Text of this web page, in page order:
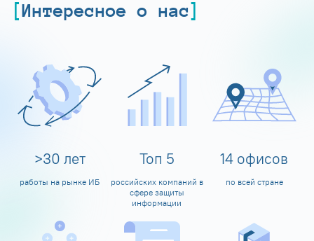
Интересное о нас
>30 лет
работы на рынке ИБ
Топ 5
российских компаний в
сфере защиты
информации
14 офисов
по всей стране